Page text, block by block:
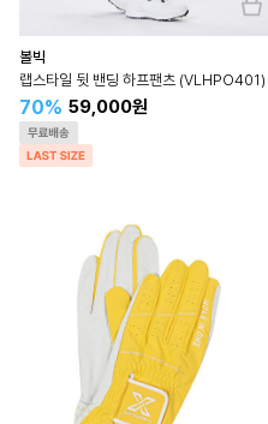
볼빅
랩스타일 뒷 밴딩 하프팬츠 (VLHPO401)
70% 59,000원